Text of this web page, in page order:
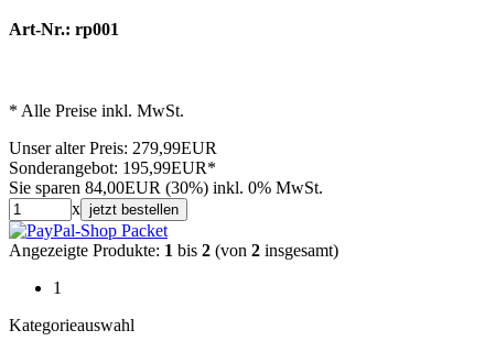
Art-Nr.: rp001
* Alle Preise inkl. MwSt.
Unser alter Preis: 279,99EUR
Sonderangebot: 195,99EUR*
Sie sparen 84,00EUR (30%) inkl. 0% MwSt.
x jetzt bestellen
Angezeigte Produkte: 1 bis 2 (von 2 insgesamt)
1
Kategorieauswahl